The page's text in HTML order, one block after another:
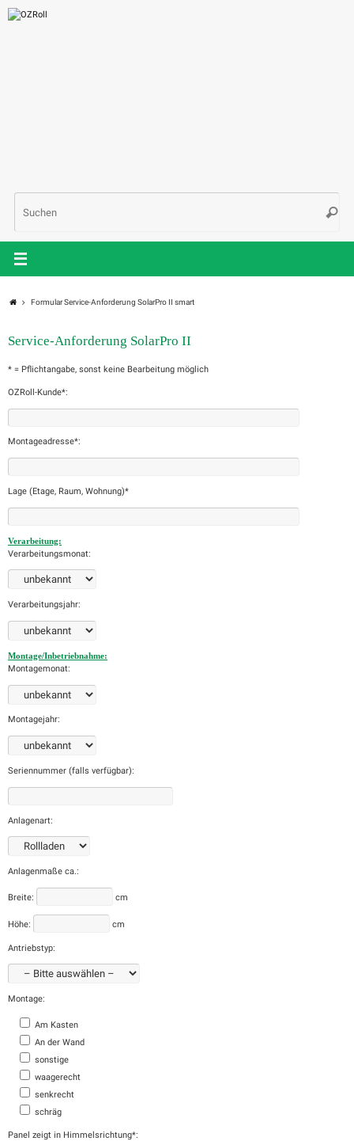
Zum
Inhalt
StartFormular Service-Anforderung SolarPro II smart
Service-Anforderung SolarPro II
* = Pflichtangabe, sonst keine Bearbeitung möglich
OZRoll-Kunde*:
Montageadresse*:
Lage (Etage, Raum, Wohnung)*
Verarbeitung:
Verarbeitungsmonat:
Verarbeitungsjahr:
Montage/Inbetriebnahme:
Montagemonat:
Montagejahr:
Seriennummer (falls verfügbar):
Anlagenart:
Anlagenmaße ca.:
Breite: cm
Höhe: cm
Antriebstyp:
Montage:
Am Kasten
An der Wand
sonstige
waagerecht
senkrecht
schräg
Panel zeigt in Himmelsrichtung*: